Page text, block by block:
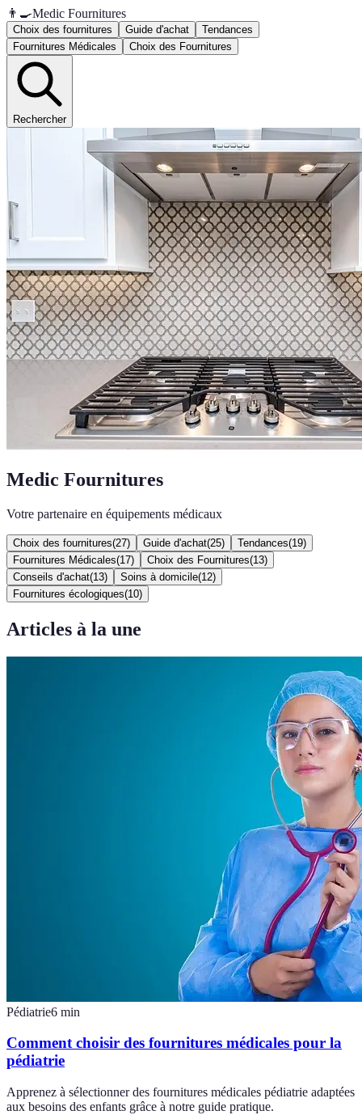
👨‍🍳Medic Fournitures
Choix des fournitures Guide d'achat
Tendances
Fournitures Médicales
Choix des Fournitures
Rechercher
Medic Fournitures
Votre partenaire en équipements médicaux
Choix des fournitures(27) Guide d'achat(25) Tendances(19)
Fournitures Médicales(17) Choix des Fournitures(13)
Conseils d'achat(13) Soins à domicile(12)
Fournitures écologiques(10)
Articles à la une
Pédiatrie6 min
Comment choisir des fournitures médicales pour la
pédiatrie
Apprenez à sélectionner des fournitures médicales pédiatrie adaptées
aux besoins des enfants grâce à notre guide pratique.